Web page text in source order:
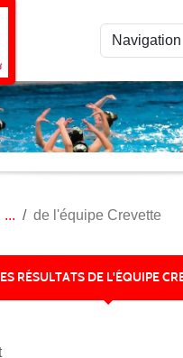
de l'équipe Crevette
RÉSULTATS DE L'ÉQUIPE
des cookies